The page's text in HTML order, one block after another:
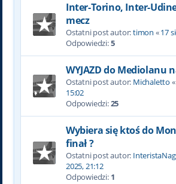
Inter-Torino, Inter-
mecz
Ostatni post autor:timon «17
Odpowiedzi:5
WYJAZD do Mediolanu
Ostatni post autor: Michaletto
15:02
Odpowiedzi:25
Wybiera się ktoś do
finał ?
Ostatni post autor:
2025, 21:12
Odpowiedzi: 1